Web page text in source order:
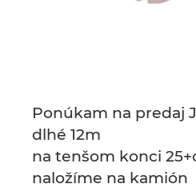
Ponúkam na predaj
dlhé 12m
na tenšom konci
naložíme na kamión